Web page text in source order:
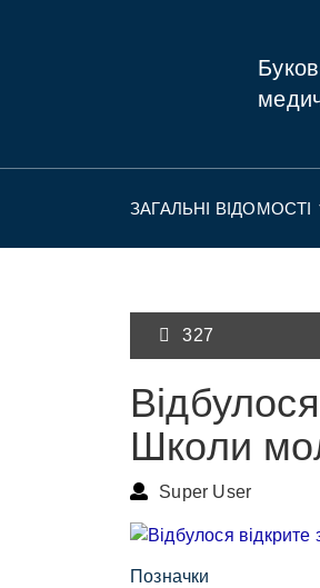
ЗАГАЛЬНІ ВІДОМОСТІ
327
Школи
Super User
Позначки